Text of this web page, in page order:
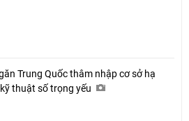
Trung Quốc thâm nhập cơ sở hạ
thuật số trọng yếu